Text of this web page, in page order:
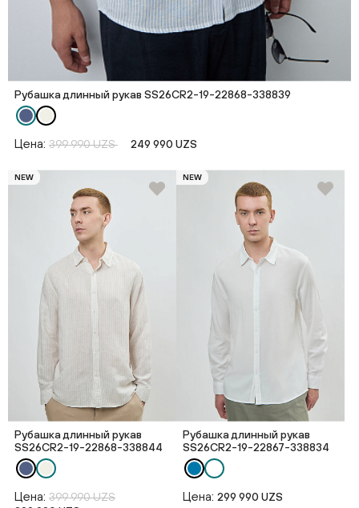
Рубашка длинный рукав SS26CR2-19-22868-338839
Цена: 399 990 UZS 249 990 UZS
NEW
Рубашка длинный рукав
SS26CR2-19-22868-338844
Цена: 399 990 UZS
NEW
Рубашка длинный рукав
SS26CR2-19-22867-338834
Цена: 299 990 UZS